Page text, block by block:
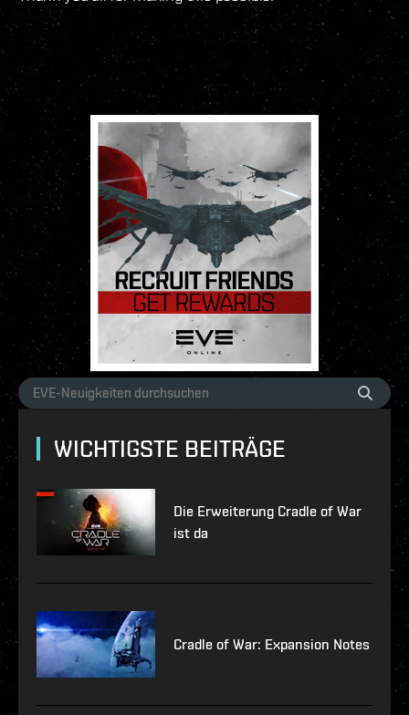
WICHTIGSTE BEITRÄGE
Die Erweiterung Cradle of War
ist da
Cradle of War: Expansion Notes